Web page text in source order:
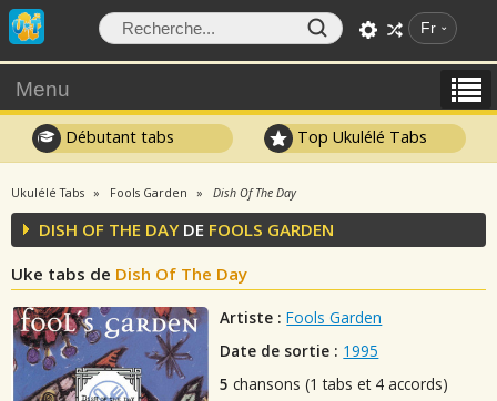
Fr
Menu
Débutant tabs Top Ukulélé Tabs
Ukulélé Tabs Fools Garden Dish Of The Day
DISH OF THE DAYDE FOOLS GARDEN
Uke tabs de Dish Of The Day
Artiste : Fools Garden
Date de sortie : 1995
5 chansons (1 tabs et 4 accords)